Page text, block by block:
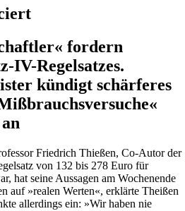
fordern
IV-Regelsatzes.
kündigt schärferes
Friedrich Thießen, Co-Autor der
von 132 bis 278 Euro für
hat seine Aussagen am Wochenende
auf »realen Werten«, erklärte Theißen
allerdings ein: »Wir haben nie